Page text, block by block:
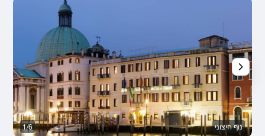
נוף חיצוני 1/6